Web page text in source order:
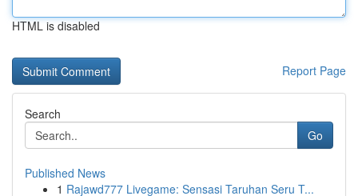
HTML is disabled
Report Page
Search
Go
Published News
1 Rajawd777 Livegame: Sensasi Taruhan Seru T...